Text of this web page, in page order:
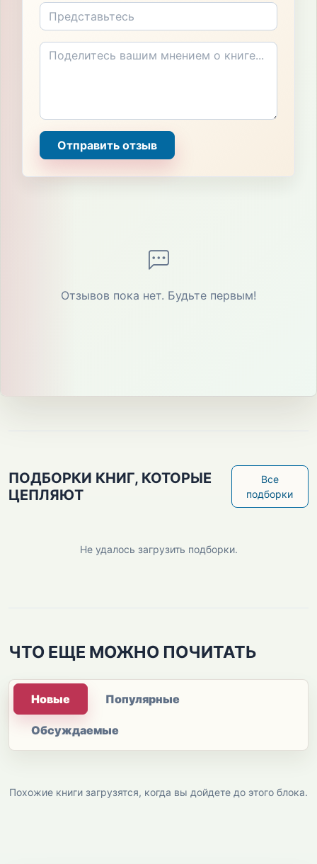
Отправить отзыв
Отзывов пока нет. Будьте первым!
ПОДБОРКИ КНИГ, КОТОРЫЕ
ЦЕПЛЯЮТ
Все
подборки
Не удалось загрузить подборки.
ЧТО ЕЩЕ МОЖНО ПОЧИТАТЬ
Новые Популярные
Обсуждаемые
Похожие книги загрузятся, когда вы дойдете до этого блока.